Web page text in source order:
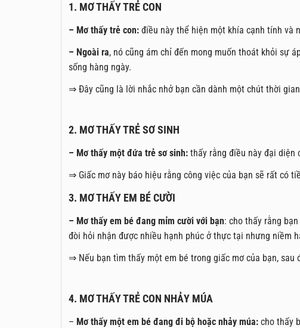
1. MƠ THẤY TRẺ CON
– Mơ thấy trẻ con: điều này thể hiện một khía cạnh tính và
– Ngoài ra, nó cũng ám chỉ đến mong muốn thoát khỏi sự
sống hàng ngày.
⇒ Đây cũng là lời nhắc nhở bạn cần dành một chút thời
2. MƠ THẤY TRẺ SƠ SINH
– Mơ thấy một đứa trẻ sơ sinh: thấy rằng điều này đại diện
⇒ Giấc mơ này báo hiệu rằng công việc của bạn sẽ rất có
3. MƠ THẤY EM BÉ CƯỜI
– Mơ thấy em bé đang mỉm cười với bạn: cho thấy rằng
đòi hỏi nhận được nhiều hạnh phúc ở thực tại nhưng niềm
⇒ Nếu bạn tìm thấy một em bé trong giấc mơ của bạn,
4. MƠ THẤY TRẺ CON NHẢY MÚA
– Mơ thấy một em bé đang đi bộ hoặc nhảy múa: cho thấy